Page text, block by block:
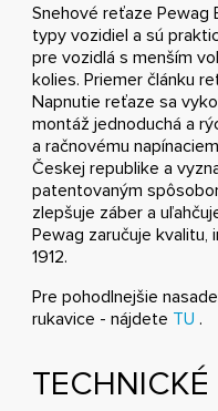
Snehové reťaze
typy vozidiel a sú
pre vozidlá s menším
kolies. Priemer článku
Napnutie reťaze sa
montáž jednoduchá a
a račnovému
Českej republike a
patentovaným
zlepšuje záber a
Pewag zaručuje kvalitu,
1912.
Pre pohodlnejšie
rukavice - nájdete TU .